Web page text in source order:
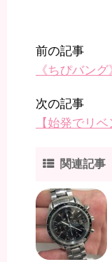
前の記事
《ちぴバン
次の記事
【始発でリ
関連記事